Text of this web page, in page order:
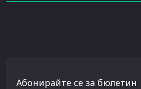
Абонирайте се за бюлетин